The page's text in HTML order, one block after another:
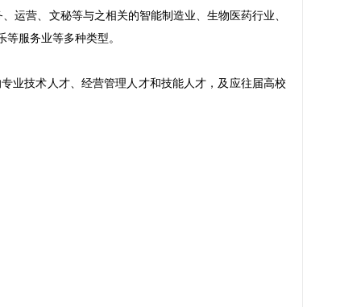
营、文秘等与之相关的智能制造业、生物医药行业、
服务业等多种类型。
技术人才、经营管理人才和技能人才，及应往届高校